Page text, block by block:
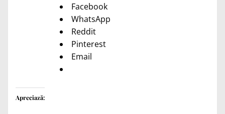
Facebook
WhatsApp
Reddit
Pinterest
Email
Apreciază: